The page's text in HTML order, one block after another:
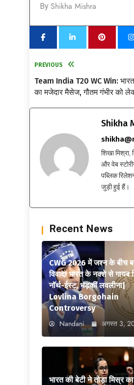
By Shikha Mishra
PREVIOUS
Team India T20 WC Win: भारत
का मजेदार मैसेज, गौतम गंभीर को
Shikha
शिखा
और वेब
पब्लिक
जुड़ी हुई हैं।
Recent News
CWG 2026 में जश्न के बीच
विवाद! भारत के नक्शे से गायब
नॉर्थ-ईस्ट, भड़कीं लवलीना|
Lovlina Borgohain
Controversy
Nandani अगस्त 3,
भारत की बेटी ने तोड़ा मिस्र